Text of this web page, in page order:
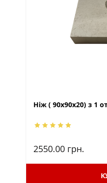
Ніж ( 90х90х20) з 1
2550.00 грн.